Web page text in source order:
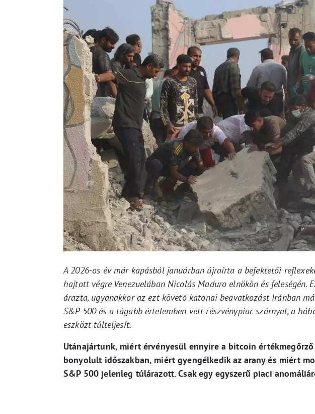
A 2026-os év már kapásból januárban újraírta a befektetői
hajtott végre Venezuelában Nicolás Maduro elnökön és feleségén.
árazta, ugyanakkor az ezt követő katonai beavatkozást Iránban
S&P 500 és a tágabb értelemben vett részvénypiac szárnyal, a
eszközt túlteljesít.
Utánajártunk, miért érvényesül ennyire a bitcoin
bonyolult időszakban, miért gyengélkedik az arany és miért
S&P 500 jelenleg túlárazott. Csak egy egyszerű piaci